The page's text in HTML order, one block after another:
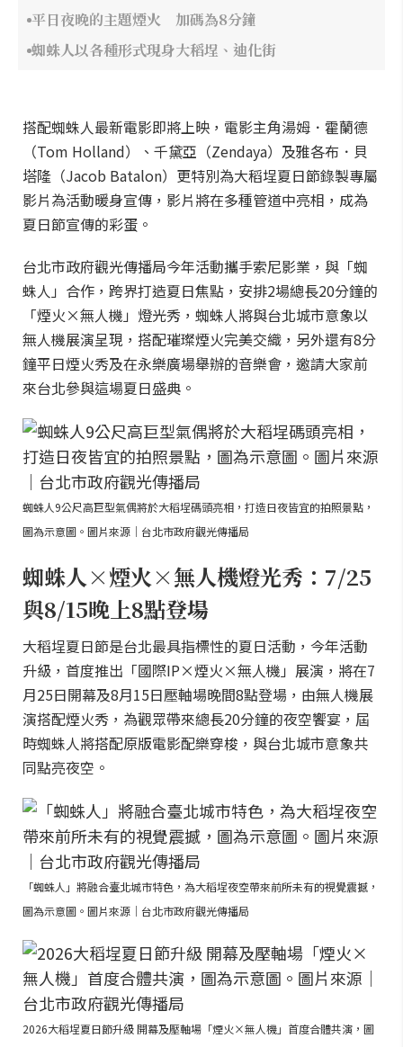
平日夜晚的主題煙火 加碼為8分鐘
蜘蛛人以各種形式現身大稻埕、迪化街
搭配蜘蛛人最新電影即將上映，電影主角湯姆．霍蘭德
（Tom Holland）、千黛亞（Zendaya）及雅各布．貝
塔隆（Jacob Batalon）更特別為大稻埕夏日節錄製專屬
影片為活動暖身宣傳，影片將在多種管道中亮相，成為
夏日節宣傳的彩蛋。
台北市政府觀光傳播局今年活動攜手索尼影業，與「蜘
蛛人」合作，跨界打造夏日焦點，安排2場總長20分鐘的
「煙火×無人機」燈光秀，蜘蛛人將與台北城市意象以
無人機展演呈現，搭配璀璨煙火完美交織，另外還有8分
鐘平日煙火秀及在永樂廣場舉辦的音樂會，邀請大家前
來台北參與這場夏日盛典。
蜘蛛人9公尺高巨型氣偶將於大稻埕碼頭亮相，打造日夜皆宜的拍照景點，
圖為示意圖。圖片來源｜台北市政府觀光傳播局
蜘蛛人×煙火×無人機燈光秀：7/25
與8/15晚上8點登場
大稻埕夏日節是台北最具指標性的夏日活動，今年活動
升級，首度推出「國際IP×煙火×無人機」展演，將在7
月25日開幕及8月15日壓軸場晚間8點登場，由無人機展
演搭配煙火秀，為觀眾帶來總長20分鐘的夜空饗宴，屆
時蜘蛛人將搭配原版電影配樂穿梭，與台北城市意象共
同點亮夜空。
「蜘蛛人」將融合臺北城市特色，為大稻埕夜空帶來前所未有的視覺震撼，
圖為示意圖。圖片來源｜台北市政府觀光傳播局
2026大稻埕夏日節升級 開幕及壓軸場「煙火×無人機」首度合體共演，圖